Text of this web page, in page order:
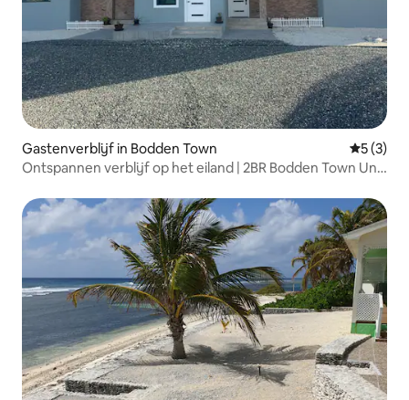
Gastenverblijf in Bodden Town
5 (3)
Ontspannen verblijf op het eiland | 2BR Bodden Town Unit